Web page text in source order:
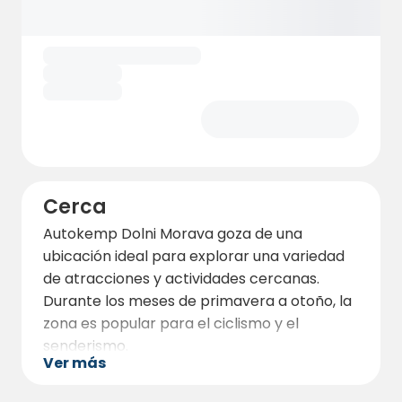
evacuar aguas grises y baños químicos.
Cerca
Autokemp Dolni Morava goza de una
ubicación ideal para explorar una variedad
de atracciones y actividades cercanas.
Durante los meses de primavera a otoño, la
zona es popular para el ciclismo y el
senderismo.
Ver más